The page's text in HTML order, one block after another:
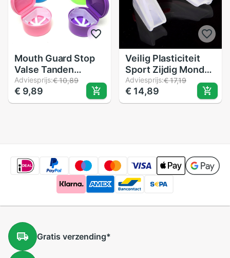
Mouth Guard Stop
Valse Tanden
Slijpen Anti Snurken
Bruxisme Met Case
Opbergdoos Slaap
Adviesprijs:€ 10,89
€ 9,89
Veilig Plasticiteit
Sport Zijdig Mond
Guard Boksen
Basketbal Tanden
Protector Cover
Adviesprijs:€ 17,19
€ 14,89
Gratis verzending*